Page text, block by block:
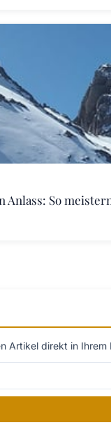
So
Artikel direkt in